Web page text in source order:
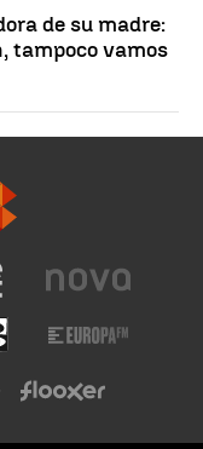
de su madre:
tampoco vamos